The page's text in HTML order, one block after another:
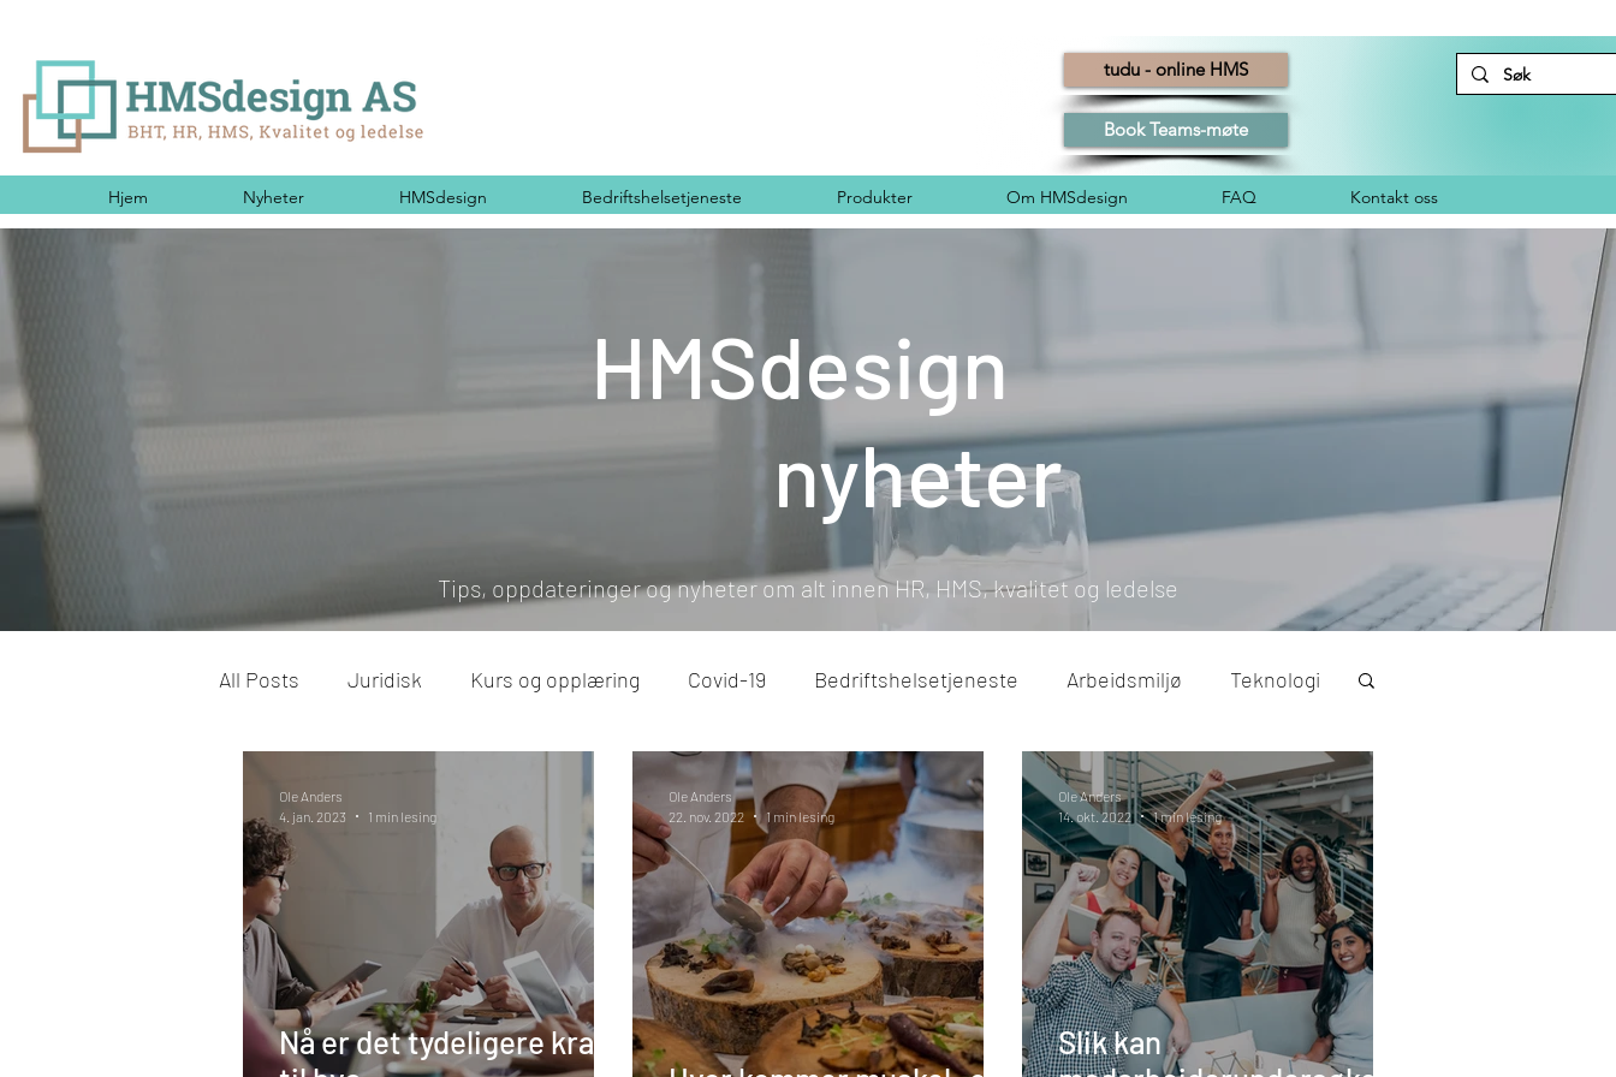
tudu - online HMS
Book Teams-møte
Hjem Nyheter HMSdesign Bedriftshelsetjeneste Produkter Om HMSdesign FAQ Kontakt oss
HMSdesign
nyheter
Tips, oppdateringer og nyheter om alt innen HR, HMS, kvalitet og ledelse
All Posts Juridisk Kurs og opplæring Covid-19 Bedriftshelsetjeneste Arbeidsmiljø Teknologi
Sykefravær Arbeidstilsynet IA-avtale
Nå er det tydeligere krav
Ole Anders
4. jan. 2023
1 min lesing
Ole Anders
22. nov. 2022
1 min lesing
Slik kan
Ole Anders
14. okt. 2022
1 min lesing